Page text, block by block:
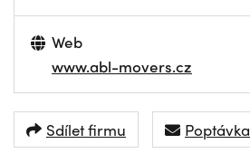
Web
www.abl-movers.cz
Sdílet firmu Poptávka